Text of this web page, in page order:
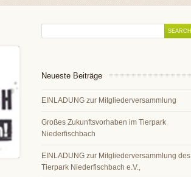
Neueste Beiträge
EINLADUNG zur Mitgliederversammlung
Großes Zukunftsvorhaben im Tierpark
Niederfischbach
EINLADUNG zur Mitgliederversammlung des
Tierpark Niederfischbach e.V.,